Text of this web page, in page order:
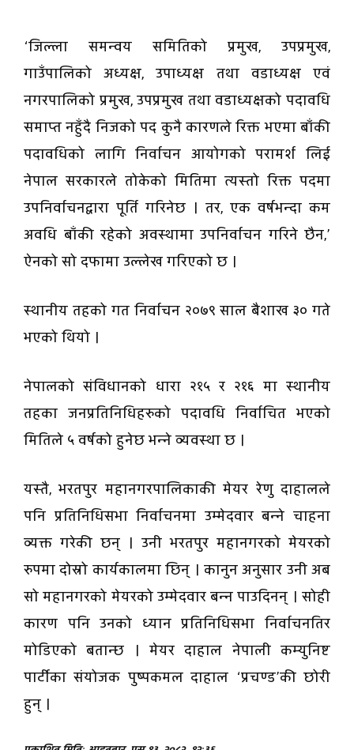
‘जिल्ला समन्वय समितिको प्रमुख, उपप्रमुख,
गाउँपालिको अध्यक्ष, उपाध्यक्ष तथा वडाध्यक्ष एवं
नगरपालिको प्रमुख, उपप्रमुख तथा वडाध्यक्षको पदावधि
समाप्त नहुँदै निजको पद कुनै कारणले रिक्त भएमा बाँकी
पदावधिको लागि निर्वाचन आयोगको परामर्श लिई
नेपाल सरकारले तोकेको मितिमा त्यस्तो रिक्त पदमा
उपनिर्वाचनद्वारा पूर्ति गरिनेछ । तर, एक वर्षभन्दा कम
अवधि बाँकी रहेको अवस्थामा उपनिर्वाचन गरिने छैन,’
ऐनको सो दफामा उल्लेख गरिएको छ ।
स्थानीय तहको गत निर्वाचन २०७९ साल बैशाख ३० गते
भएको थियो ।
नेपालको संविधानको धारा २१५ र २१६ मा स्थानीय
तहका जनप्रतिनिधिहरुको पदावधि निर्वाचित भएको
मितिले ५ वर्षको हुनेछ भन्ने व्यवस्था छ ।
यस्तै, भरतपुर महानगरपालिकाकी मेयर रेणु दाहालले
पनि प्रतिनिधिसभा निर्वाचनमा उम्मेदवार बन्ने चाहना
व्यक्त गरेकी छन् । उनी भरतपुर महानगरको मेयरको
रुपमा दोस्रो कार्यकालमा छिन् । कानुन अनुसार उनी अब
सो महानगरको मेयरको उम्मेदवार बन्न पाउदिनन् । सोही
कारण पनि उनको ध्यान प्रतिनिधिसभा निर्वाचनतिर
मोडिएको बतान्छ । मेयर दाहाल नेपाली कम्युनिष्ट
पार्टीका संयोजक पुष्पकमल दाहाल ‘प्रचण्ड’की छोरी
हुन् ।